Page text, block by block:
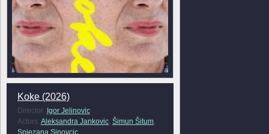
Koke (2026)
Director: Igor Jelinovic
Actors: Aleksandra Jankovic, Šimun Šitum,
Snjezana Sinovcic